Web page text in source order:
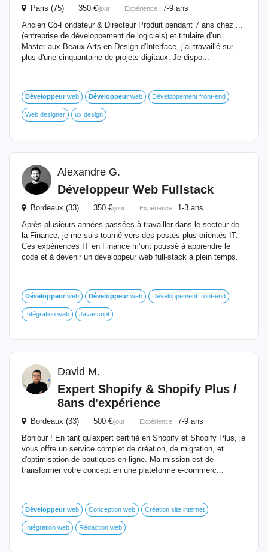
Paris (75) 350 €/jour Expérience : 7-9 ans
Ancien Co-Fondateur & Directeur Produit pendant 7 ans chez ...
(entreprise de développement de logiciels) et titulaire d’un
Master aux Beaux Arts en Design d'Interface, j’ai travaillé sur
plus d'une cinquantaine de projets digitaux. Je dispo...
Développeur web Développeur web Développement front-end
Web designer ux design
Alexandre G.
Développeur Web Fullstack
Bordeaux (33) 350 €/jour Expérience : 1-3 ans
Après plusieurs années passées à travailler dans le secteur de
la Finance, je me suis tourné vers des postes plus orientés IT.
Ces expériences IT en Finance m’ont poussé à apprendre le
code et à devenir un développeur web full-stack à plein temps.
...
Développeur web Développeur web Développement front-end
Intégration web Javascript
David M.
Expert Shopify & Shopify Plus /
8ans d'expérience
Bordeaux (33) 500 €/jour Expérience : 7-9 ans
Bonjour ! En tant qu'expert certifié en Shopify et Shopify Plus, je
vous offre un service complet de création, de migration, et
d'optimisation de boutiques en ligne. Ma mission est de
transformer votre concept en une plateforme e-commerc...
Développeur web Conception web Création site internet
Intégration web Rédaction web